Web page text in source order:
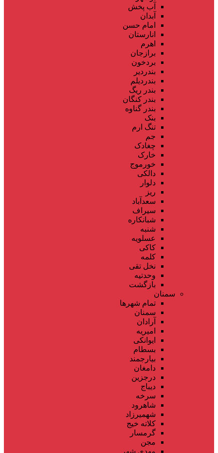
آب پخش
آبدان
امام حسن
انارستان
اهرم
برازجان
بردخون
بندردیر
بندردیلم
بندر ریگ
بندر کنگان
بندر گناوه
بنک
تنگ ارم
جم
چغادک
خارک
خورموج
دالکی
دلوار
ریز
سعدآباد
سیراف
شبانکاره
شنبه
عسلویه
کاکی
کلمه
نخل تقی
وحدتیه
بازگشت
سمنان
تمام شهر‌ها
سمنان
آرادان
امیریه
ایوانکی
بسطام
بیارجمند
دامغان
درجزین
دیباج
سرخه
شاهرود
شهمیرزاد
کلاته خیج
گرمسار
مجن
مهدی شهر